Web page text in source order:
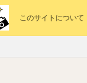
このサイトについて